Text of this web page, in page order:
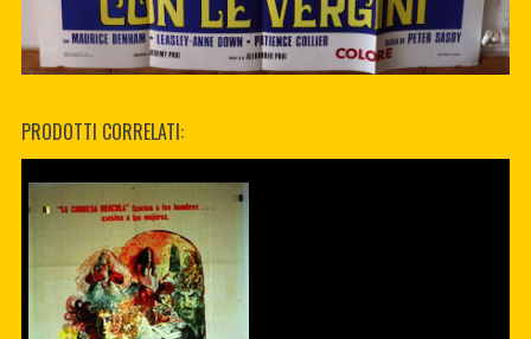
PRODOTTI CORRELATI: